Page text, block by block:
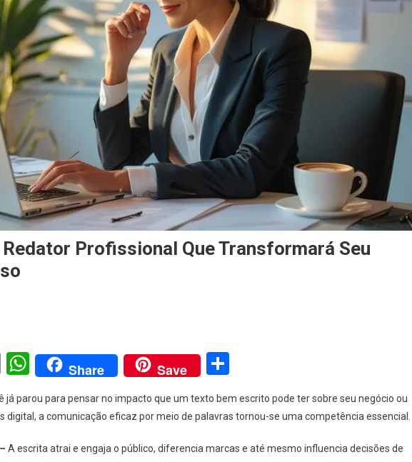
Profissional Que Transformará Seu
Copy
Link
WhatsApp
Share Save
já parou para pensar no impacto que um texto bem escrito pode ter sobre seu negócio ou
digital, a comunicação eficaz por meio de palavras tornou-se uma competência essencial.
A escrita atrai e engaja o público, diferencia marcas e até mesmo influencia decisões de